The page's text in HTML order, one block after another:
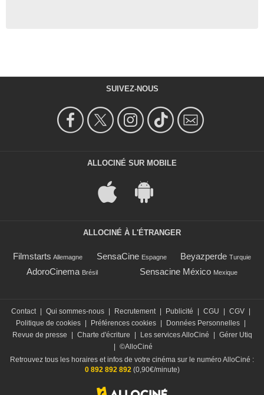
SUIVEZ-NOUS
ALLOCINÉ SUR MOBILE
ALLOCINÉ À L'ÉTRANGER
Filmstarts Allemagne SensaCine Espagne Beyazperde Turquie
AdoroCinema Brésil Sensacine México Mexique
Contact Qui sommes-nous Recrutement Publicité CGU CGV
Politique de cookies
Préférences cookies Données Personnelles
Revue de presse
Charte d'écriture Les services AlloCiné
Gérer Utiq
©AlloCiné
Retrouvez tous les horaires et infos de votre cinéma sur le numéro AlloCiné :
0 892 892 892(0,90€/minute)